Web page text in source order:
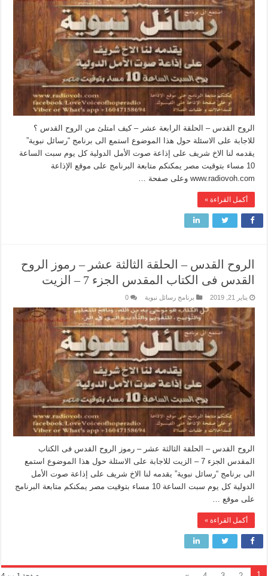
الروح القدس – الحلقة الرابعة عشر – كيف امتلئ من الروح القدس ؟
للاجابة على الاسئلة حول هذا الموضوع استمع الى برنامج “رسائل نبوية”
يقدمه لنا الاخ شريف على إذاعة صوت الأمل الدولية كل يوم سبت الساعة
10 مساء بتوقيت مصر يمكنكم متابعة البرنامج على موقع الإذاعة
www.radiovoh.com وعلى صفحة …
أكمل القراءة »
الروح القدس – الحلقة الثالثة عشر – رموز الروح
القدس فى الكتاب المقدس الجزء 7 – الزيت
يناير 21, 2019 برنامج رسائل نبوية 0
الروح القدس – الحلقة الثالثة عشر – رموز الروح القدس فى الكتاب
المقدس الجزء 7 – الزيت للاجابة على الاسئلة حول هذا الموضوع استمع
الى برنامج “رسائل نبوية” يقدمه لنا الاخ شريف على إذاعة صوت الأمل
الدولية كل يوم سبت الساعة 10 مساء بتوقيت مصر يمكنكم متابعة البرنامج
على موقع …
أكمل القراءة »